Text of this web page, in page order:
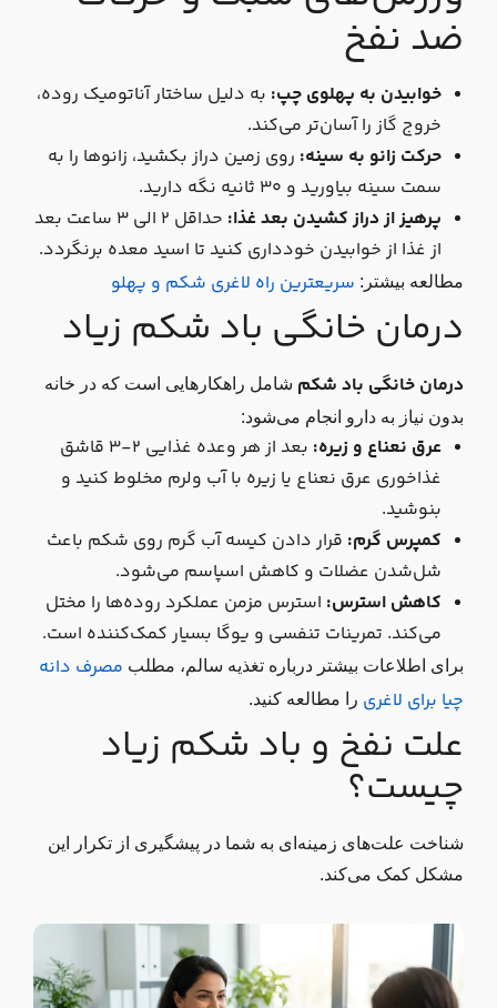
ضد نفخ
خوابیدن به پهلوی چپ:به دلیل ساختار آناتومیک روده،
خروج گاز را آسان‌تر می‌کند.
حرکت زانو به سینه:روی زمین دراز بکشید، زانوها را به
سمت سینه بیاورید و ۳۰ ثانیه نگه دارید.
پرهیز از دراز کشیدن بعد غذا:
حداقل ۲ الی ۳ ساعت بعد
از غذا از خوابیدن خودداری کنید تا اسید معده برنگردد.
مطالعه بیشتر:سریعترین راه لاغری شکم و پهلو
درمان خانگی باد شکم زیاد
درمان خانگی باد شکمشامل راهکارهایی است که در خانه
بدون نیاز به دارو انجام می‌شود:
عرق نعناع و زیره:
بعد از هر وعده غذایی ۲-۳ قاشق
غذاخوری عرق نعناع یا زیره با آب ولرم مخلوط کنید و
بنوشید.
کمپرس گرم:قرار دادن کیسه آب گرم روی شکم باعث
شل‌شدن عضلات و کاهش اسپاسم می‌شود.
کاهش استرس:استرس مزمن عملکرد روده‌ها را مختل
می‌کند. تمرینات تنفسی و یوگا بسیار کمک‌کننده است.
برای اطلاعات بیشتر درباره تغذیه سالم، مطلبمصرف دانه
چیا برای لاغریرا مطالعه کنید.
علت نفخ و باد شکم زیاد
چیست؟
شناخت علت‌های زمینه‌ای به شما در پیشگیری از تکرار این
مشکل کمک می‌کند.